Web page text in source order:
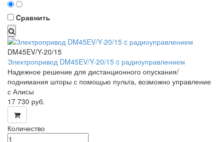
Cравнить
DM45EV/Y-20/15
Электропривод DM45EV/Y-20/15 c радиоуправлением
Надежное решение для дистанционного опускания/
поднимания шторы с помощью пульта, возможно управление
с Алисы
17 730 руб.
Количество